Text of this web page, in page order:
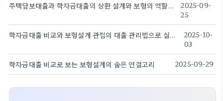
주택담보대출과 학자금대출의 상환 설계와 보험의 역할을 알아본다
2025-09-
25
학자금대출 비교와 보험설계 관점의 대출 관리법으로 실전 대비를 높인다.
2025-10-
03
학자금대출 비교로 보는 보험설계의 숨은 연결고리 2025-09-29